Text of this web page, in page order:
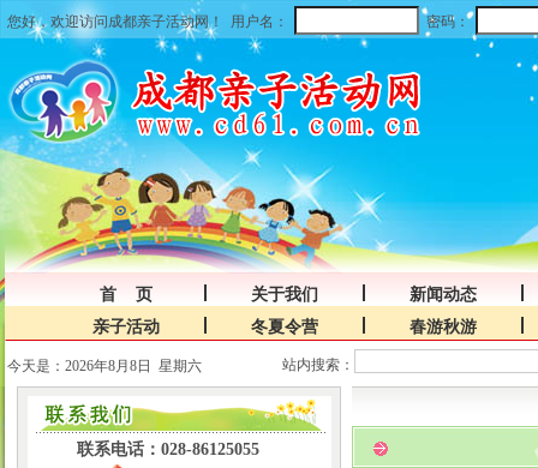
您好，欢迎访问成都亲子活动网！ 用户名： 密码：
首 页 关于我们
新闻动态
亲子活动
冬夏令营 春游秋游
今天是：2026年8月8日 星期六 站内搜索：
联系电话：028-86125055